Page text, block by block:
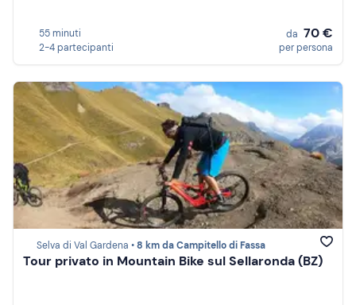
55 minuti
2-4 partecipanti
da 70 €
per persona
Selva di Val Gardena •8 km da Campitello di Fassa
Tour privato in Mountain Bike sul Sellaronda (BZ)